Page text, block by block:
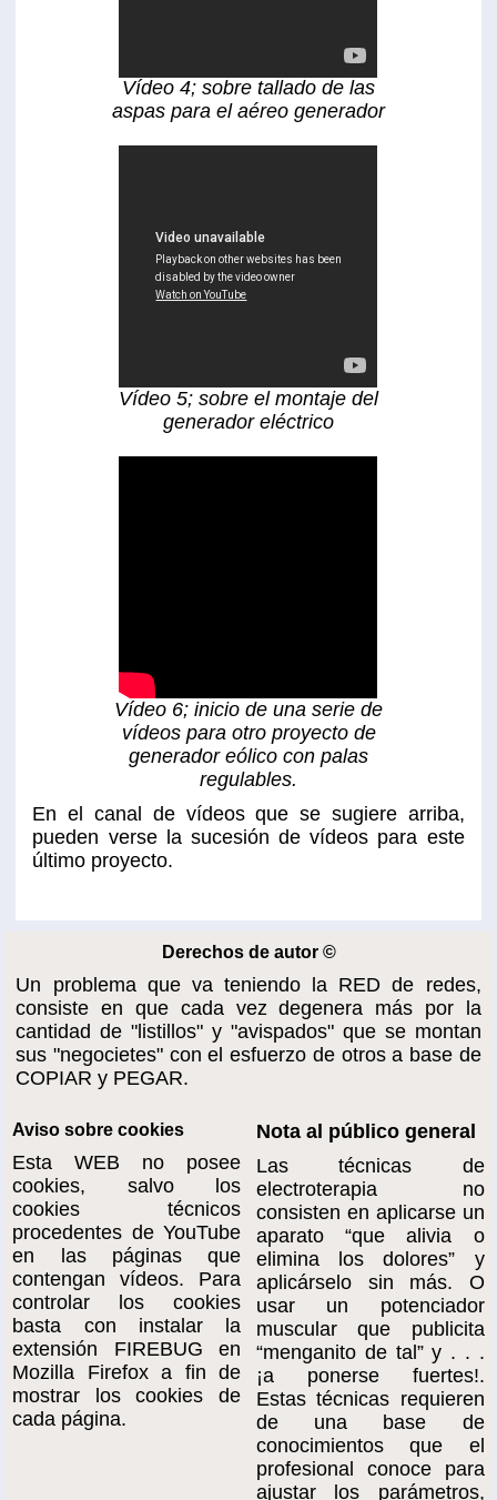
Vídeo 4; sobre tallado de las
aspas para el aéreo generador
Vídeo 5; sobre el montaje del
generador eléctrico
Vídeo 6; inicio de una serie de
vídeos para otro proyecto de
generador eólico con palas
regulables.
En el canal de vídeos que se sugiere arriba,
pueden verse la sucesión de vídeos para este
último proyecto.
Derechos de autor ©
Un problema que va teniendo la RED de redes,
consiste en que cada vez degenera más por la
cantidad de "listillos" y "avispados" que se montan
sus "negocietes" con el esfuerzo de otros a base de
COPIAR y PEGAR.
Aviso sobre cookies
Esta WEB no posee
cookies, salvo los
cookies técnicos
procedentes de YouTube
en las páginas que
contengan vídeos. Para
controlar los cookies
basta con instalar la
extensión FIREBUG en
Mozilla Firefox a fin de
mostrar los cookies de
cada página.
Nota al público general
Las técnicas de
electroterapia no
consisten en aplicarse un
aparato “que alivia o
elimina los dolores” y
aplicárselo sin más. O
usar un potenciador
muscular que publicita
“menganito de tal” y . . .
¡a ponerse fuertes!.
Estas técnicas requieren
de una base de
conocimientos que el
profesional conoce para
ajustar los parámetros,